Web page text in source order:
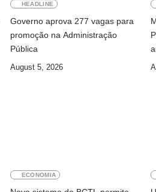
HEADLINE
Governo aprova 277 vagas para
promoção na Administração
Pública
August 5, 2026
ECONOMIA